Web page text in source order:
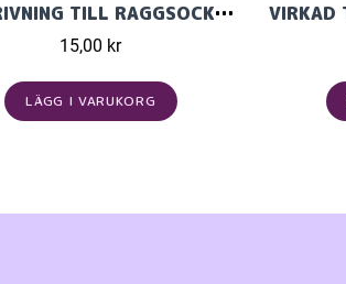
BESKRIVNING TILL RAGGSOCKA I JUNIOR RAGGI FÖR BARN OCH VUXNA
15,00 kr
LÄGG I VARUKORG